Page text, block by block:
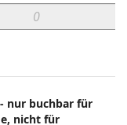
nur buchbar für
nicht für